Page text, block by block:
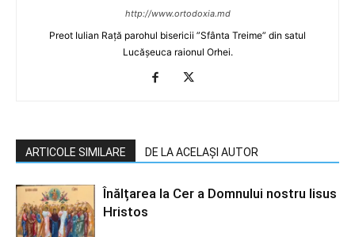
http://www.ortodoxia.md
Preot Iulian Rață parohul bisericii ”Sfânta Treime” din satul
Lucășeuca raionul Orhei.
ARTICOLE SIMILARE DE LA ACELAȘI AUTOR
Înălțarea la Cer a Domnului nostru Iisus
Hristos